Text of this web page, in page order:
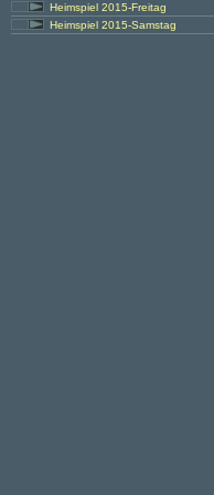
Heimspiel 2015-Freitag
Heimspiel 2015-Samstag